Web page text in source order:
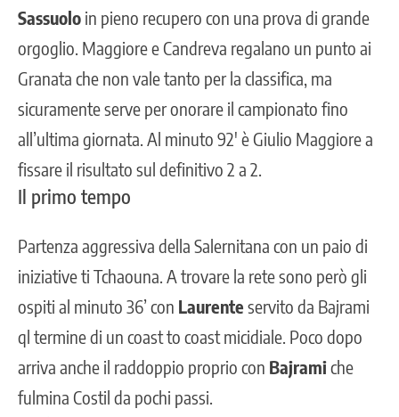
Sassuolo in pieno recupero con una prova di grande
orgoglio. Maggiore e Candreva regalano un punto ai
Granata che non vale tanto per la classifica, ma
sicuramente serve per onorare il campionato fino
all’ultima giornata. Al minuto 92′ è Giulio Maggiore a
fissare il risultato sul definitivo 2 a 2.
Il primo tempo
Partenza aggressiva della Salernitana con un paio di
iniziative ti Tchaouna. A trovare la rete sono però gli
ospiti al minuto 36’ con Laurente servito da Bajrami
ql termine di un coast to coast micidiale. Poco dopo
arriva anche il raddoppio proprio con Bajramiche
fulmina Costil da pochi passi.